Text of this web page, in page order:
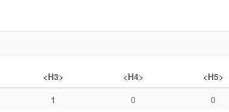
<H3> <H4> <H5>
1 0 0